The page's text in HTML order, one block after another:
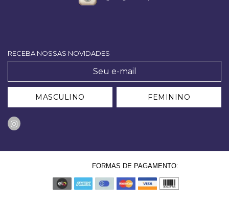
RECEBA NOSSAS NOVIDADES
MASCULINO FEMININO
FORMAS DE PAGAMENTO: